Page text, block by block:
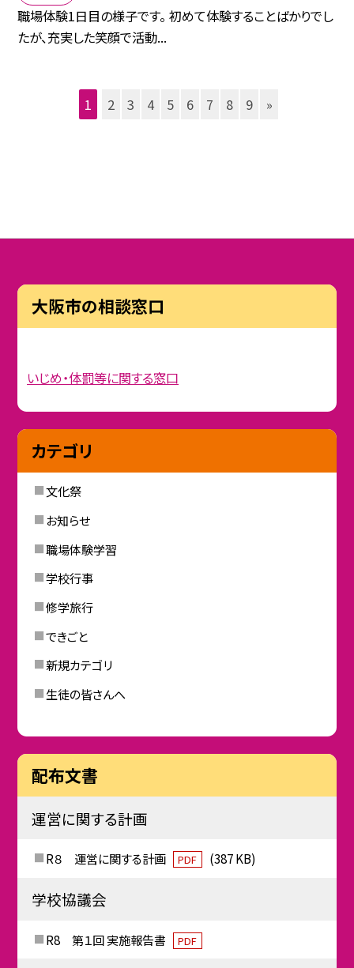
職場体験1日目の様子です。 初めて体験することばかりでし
たが、充実した笑顔で活動...
1 2 3 4 5 6 7 8 9 »
大阪市の相談窓口
いじめ・体罰等に関する窓口
カテゴリ
文化祭
お知らせ
職場体験学習
学校行事
修学旅行
できごと
新規カテゴリ
生徒の皆さんへ
配布文書
運営に関する計画
R８ 運営に関する計画 PDF (387 KB)
学校協議会
R8 第１回 実施報告書 PDF